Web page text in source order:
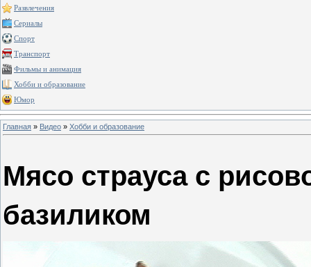
Развлечения
Сериалы
Спорт
Транспорт
Фильмы и анимация
Хобби и образование
Юмор
Главная » Видео » Хобби и образование
Мясо страуса с
базиликом